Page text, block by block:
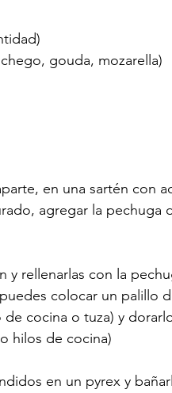
gouda, mozarella)
en una sartén con
agregar la pechuga
y rellenarlas con la
colocar un palillo
cocina o tuza) y
hilos de cocina)
en un pyrex y